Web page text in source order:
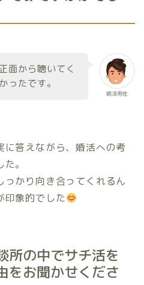
婚活男性
面から聴いてく
ったです。
に答えながら、婚活への考
。
っかり向き合ってくれるん
印象的でした
所の中でサチ活を
をお聞かせくださ